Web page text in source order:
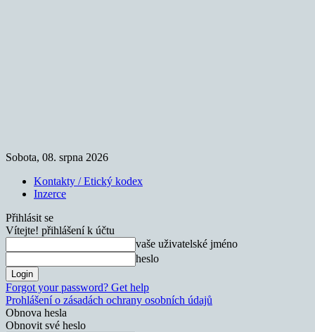
Sobota, 08. srpna 2026
Kontakty / Etický kodex
Inzerce
Přihlásit se
Vítejte! přihlášení k účtu
vaše uživatelské jméno
heslo
Forgot your password? Get help
Prohlášení o zásadách ochrany osobních údajů
Obnova hesla
Obnovit své heslo